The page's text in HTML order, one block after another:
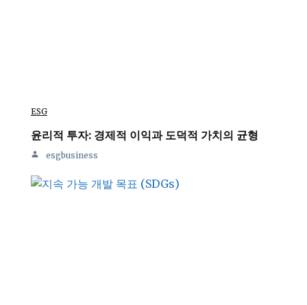
ESG
윤리적 투자: 경제적 이익과 도덕적 가치의 균형
esgbusiness